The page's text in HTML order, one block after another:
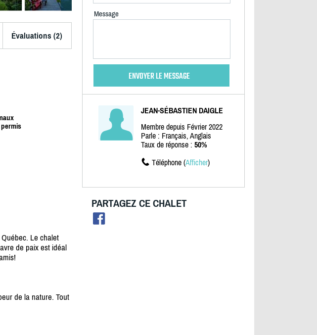
Évaluations (2)
Le chalet
de paix est idéal
de la nature. Tout
Message
JEAN-SÉBASTIEN DAIGLE
Membre depuis Février 2022
Parle : Français, Anglais
Taux de réponse : 50%
Téléphone (Afficher)
PARTAGEZ CE CHALET